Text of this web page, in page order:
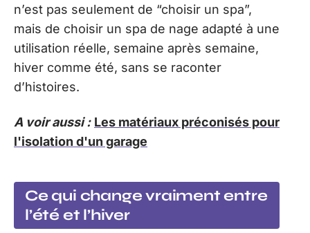
n’est pas seulement de “choisir un spa”,
mais de choisir un spa de nage adapté à une
utilisation réelle, semaine après semaine,
hiver comme été, sans se raconter
d’histoires.
A voir aussi : Les matériaux préconisés pour
l'isolation d'un garage
Ce qui change vraiment entre
l’été et l’hiver